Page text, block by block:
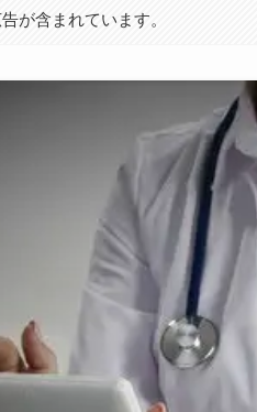
が含まれています。